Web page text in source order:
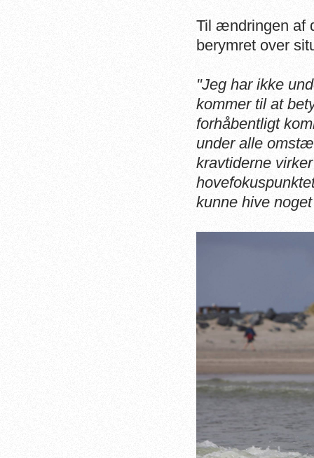
Til ændringen af
berymret over
"Jeg har ikke
kommer til at
forhåbentligt
under alle
kravtiderne
kunne hive